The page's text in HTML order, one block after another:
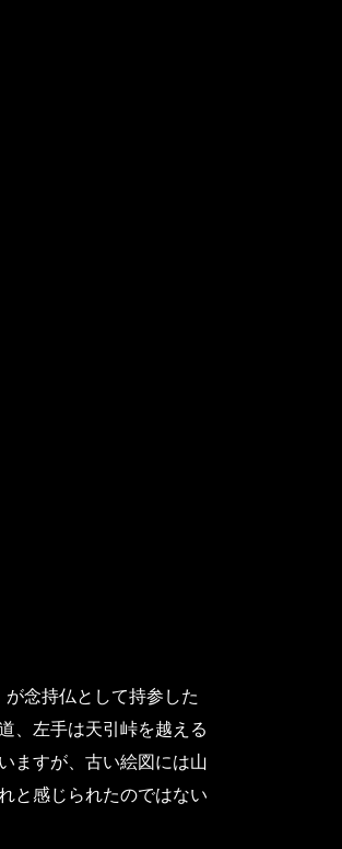
念持仏として持参した
、左手は天引峠を越える
ますが、古い絵図には山
と感じられたのではない